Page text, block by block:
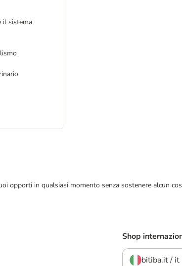
il sistema
opporti in qualsiasi momento senza sostenere alcun
Shop
bitiba.it / it